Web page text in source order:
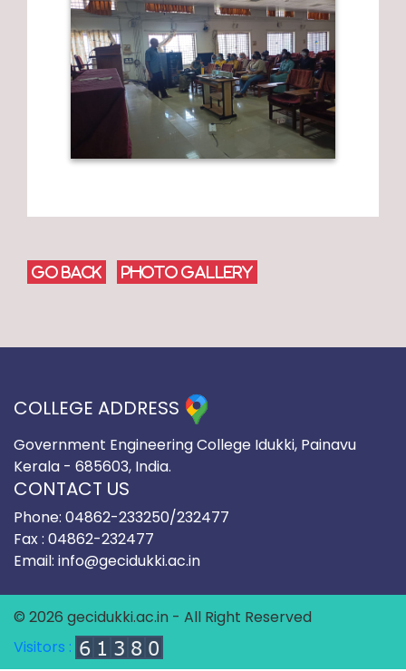
GO BACK PHOTO GALLERY
COLLEGE ADDRESS
Government Engineering College Idukki, Painavu
Kerala - 685603, India.
CONTACT US
Phone: 04862-233250/232477
Fax : 04862-232477
Email: info@gecidukki.ac.in
© 2026 gecidukki.ac.in - All Right Reserved
Visitors :